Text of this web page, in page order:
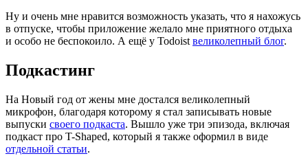
Ну и очень мне нравится возможность указать, что я нахожусь
в отпуске, чтобы приложение желало мне приятного отдыха
и особо не беспокоило. А ещё у Todoistвеликолепный блог.
Подкастинг
На Новый год от жены мне достался великолепный
микрофон, благодаря которому я стал записывать новые
выпуски своего подкаста. Вышло уже три эпизода, включая
подкаст про T-Shaped, который я также оформил в виде
отдельной статьи.